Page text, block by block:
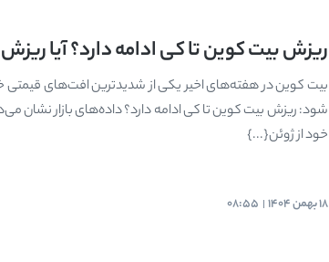
ریزش بیت کوین تا کی ادامه دارد؟ آیا
بیت کوین در هفته‌های اخیر یکی از شدیدترین افت‌های قیمتی
خود از ژوئن{...}
18 بهمن 1404 08:55